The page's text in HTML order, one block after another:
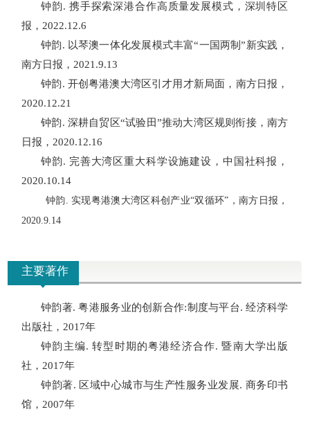
钟韵. 携手探索深港合作高质量发展模式，深圳特区
报， 2022.12.6
钟韵. 以琴澳一体化发展模式丰富“一国两制”新实践，
南方日报， 2021.9.13
钟韵. 开创粤港澳大湾区引才用才新局面，南方日报，
2020.12.21
钟韵. 深耕自贸区“试验田”推动大湾区规则衔接，南方
日报， 2020.12.16
钟韵. 完善大湾区重大科学设施建设，中国社科报，
2020.10.14
钟韵. 实现粤港澳大湾区科创产业“双循环”，南方日报，
2020.9.14
主要著作
钟韵著.粤港服务业的创新合作:制度与平台.经济科学
出版社， 2017年
钟韵 主编.转型时期的粤港经济合作.暨南大学出版
社， 2017年
钟韵著. 区域中心城市与生产性服务业发展. 商务印书
馆， 2007年